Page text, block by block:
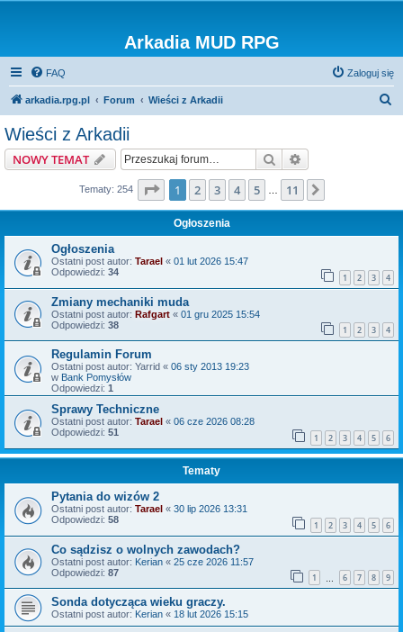
Arkadia MUD RPG
FAQ Zaloguj się
arkadia.rpg.pl Forum Wieści z Arkadii
Wieści z Arkadii
NOWY TEMAT Szukaj
Tematy: 254 Strona1 z11
1 2 3 4 5 11
Ogłoszenia
Ogłoszenia
Ostatni post autor: Tarael « 01 lut 2026 15:47
Odpowiedzi: 34 1 2 3 4
Zmiany mechaniki muda
Ostatni post autor: Rafgart « 01 gru 2025 15:54
Odpowiedzi: 38 1 2 3 4
Regulamin Forum
Ostatni post autor: Yarrid « 06 sty 2013 19:23
w Bank Pomysłów
Odpowiedzi: 1
Sprawy Techniczne
Ostatni post autor: Tarael « 06 cze 2026 08:28
Odpowiedzi: 51 1 2 3 4 5 6
Tematy
Pytania do wizów 2
Ostatni post autor: Tarael « 30 lip 2026 13:31
Odpowiedzi: 58 1 2 3 4 5 6
Co sądzisz o wolnych zawodach?
Ostatni post autor: Kerian « 25 cze 2026 11:57
Odpowiedzi: 87 1 6 7 8 9
Sonda dotycząca wieku graczy.
Ostatni post autor: Kerian « 18 lut 2026 15:15